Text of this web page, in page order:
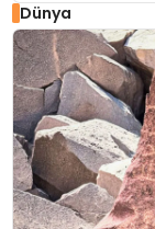
Dünya